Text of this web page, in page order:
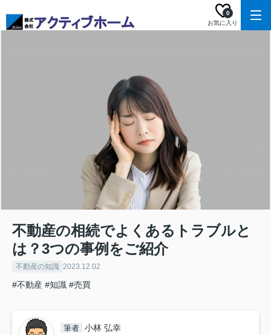
お気に入り
0
不動産の相続でよくあるトラブルと
は？3つの事例をご紹介
不動産の知識 2023.12.02
#不動産 #知識 #売買
筆者 小林 弘幸